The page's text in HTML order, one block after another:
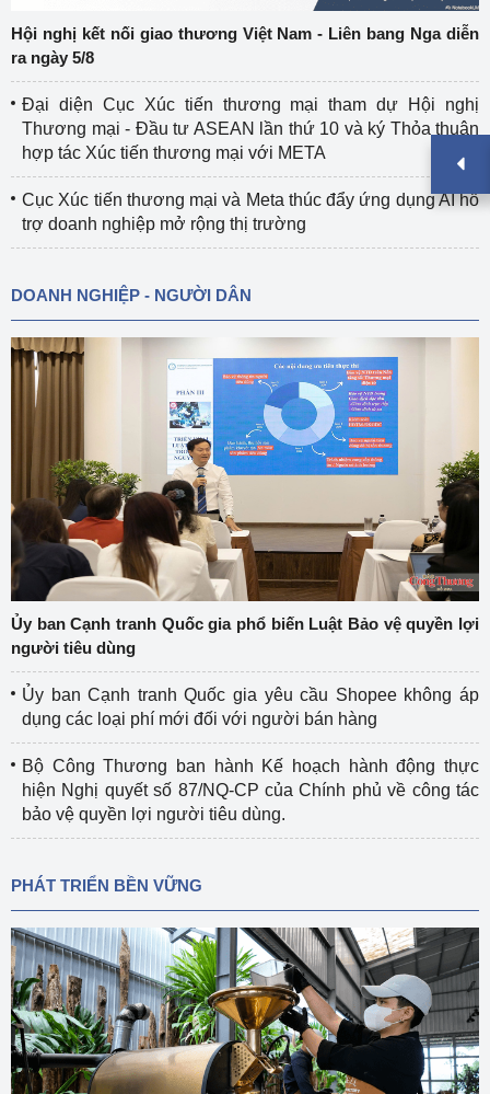
Hội nghị kết nối giao thương Việt Nam - Liên bang Nga diễn
ra ngày 5/8
Đại diện Cục Xúc tiến thương mại tham dự Hội nghị
Thương mại - Đầu tư ASEAN lần thứ 10 và ký Thỏa thuận
hợp tác Xúc tiến thương mại với META
Cục Xúc tiến thương mại và Meta thúc đẩy ứng dụng AI hỗ
trợ doanh nghiệp mở rộng thị trường
DOANH NGHIỆP - NGƯỜI DÂN
Ủy ban Cạnh tranh Quốc gia phổ biến Luật Bảo vệ quyền lợi
người tiêu dùng
Ủy ban Cạnh tranh Quốc gia yêu cầu Shopee không áp
dụng các loại phí mới đối với người bán hàng
Bộ Công Thương ban hành Kế hoạch hành động thực
hiện Nghị quyết số 87/NQ-CP của Chính phủ về công tác
bảo vệ quyền lợi người tiêu dùng.
PHÁT TRIỂN BỀN VỮNG